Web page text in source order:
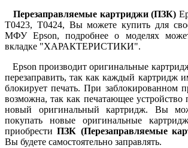
Перезаправляемые картриджи (ПЗК)
T0423, T0424, Вы можете купить для
МФУ Epson, подробнее о моделях
вкладке "ХАРАКТЕРИСТИКИ".
Epson производит оригинальные
перезаправить, так как каждый картридж
блокирует печать. При заблокированном
возможна, так как печатающее устройство
новый оригинальный картридж. Вы
покупать новые оригинальные
приобрести ПЗК (Перезаправляемые
Вы будете самостоятельно заправлять.